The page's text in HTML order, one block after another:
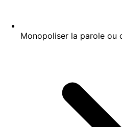
Monopoliser la parole ou